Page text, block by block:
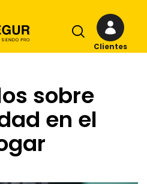
Clientes
sobre
en el